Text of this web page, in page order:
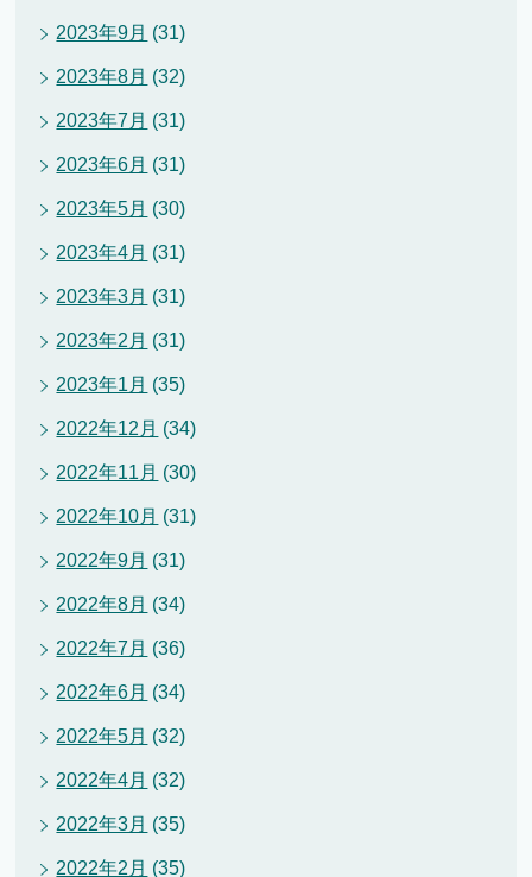
2023年9月 (31)
2023年8月 (32)
2023年7月 (31)
2023年6月 (31)
2023年5月 (30)
2023年4月 (31)
2023年3月 (31)
2023年2月 (31)
2023年1月 (35)
2022年12月 (34)
2022年11月 (30)
2022年10月 (31)
2022年9月 (31)
2022年8月 (34)
2022年7月 (36)
2022年6月 (34)
2022年5月 (32)
2022年4月 (32)
2022年3月 (35)
2022年2月 (35)